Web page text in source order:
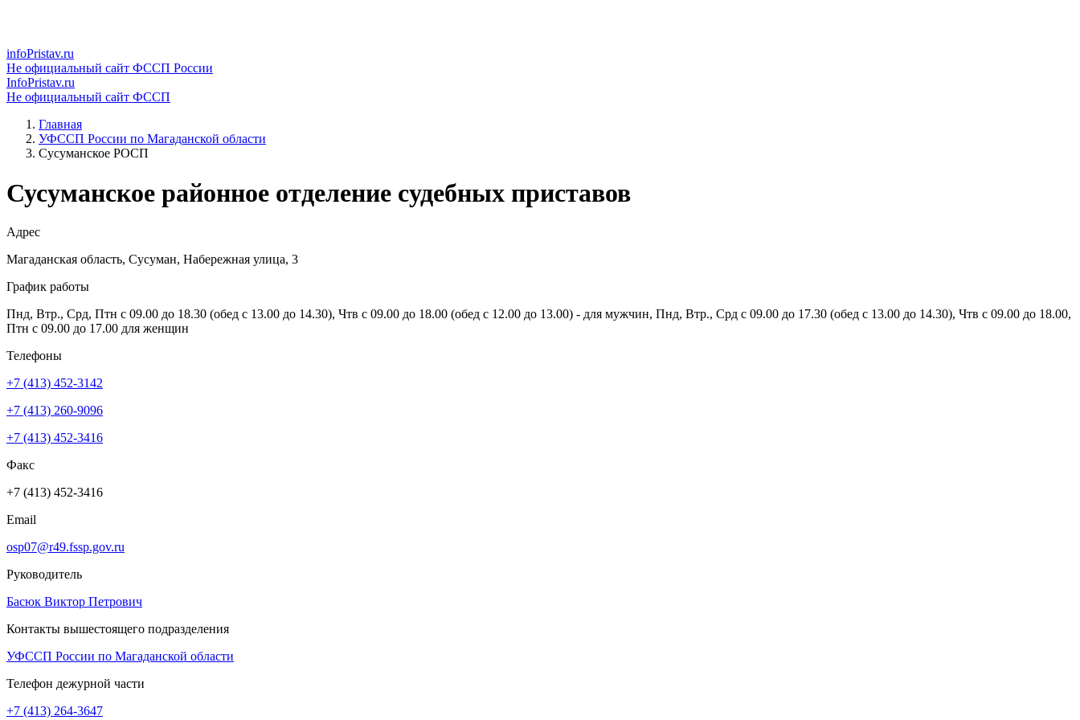
infoPristav.ru
Не официальный сайт ФССП России
InfoPristav.ru
Не официальный сайт ФССП
Главная
УФССП России по Магаданской области
Сусуманское РОСП
Сусуманское районное отделение судебных приставов
Адрес
Магаданская область, Сусуман, Набережная улица, 3
График работы
Пнд, Втр., Срд, Птн с 09.00 до 18.30 (обед с 13.00 до 14.30), Чтв с 09.00 до 18.00 (обед с 12.00 до 13.00) - для мужчин, Пнд, Втр., Срд с 09.00 до 17.30 (обед с 13.00 до 14.30), Чтв с 09.00 до 18.00,
Птн с 09.00 до 17.00 для женщин
Телефоны
+7 (413) 452-3142
+7 (413) 260-9096
+7 (413) 452-3416
Факс
+7 (413) 452-3416
Email
osp07@r49.fssp.gov.ru
Руководитель
Басюк Виктор Петрович
Контакты вышестоящего подразделения
УФССП России по Магаданской области
Телефон дежурной части
+7 (413) 264-3647